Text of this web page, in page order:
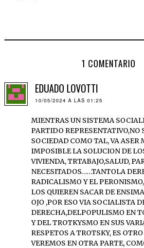
1 COMENTARIO
EDUADO LOVOTTI
10/05/2024 A LAS 01:25
MIENTRAS UN SISTEMA
PARTIDO REPRESENTATIVO,NO
SOCIEDAD COMO TAL, VA ASER
IMPOSIBLE LA SOLUCION DE
VIVIENDA, TRTABAJO,SALUD,
NECESITADOS……TANTOLA
RADICALISMO Y EL
LOS QUIEREN SACAR DE
OJO ,POR ESO VIA SOCIALISTA
DERECHA,DELPOPULISMO EN
Y DEL TROTKYSMO EN SUS
RESPETOS A TROTSKY, ES
VEREMOS EN OTRA PARTE,